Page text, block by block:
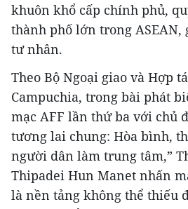
khuôn khổ cấp chính phủ,
thành phố lớn trong
tư nhân.
Theo Bộ Ngoại giao và Hợp
Campuchia, trong bài phát
mạc AFF lần thứ ba với chủ
tương lai chung: Hòa bình,
người dân làm trung tâm,”
Thipadei Hun Manet nhấn
là nền tảng không thể thiếu